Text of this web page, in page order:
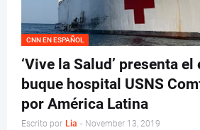
CNN EN ESPAÑOL
‘Vive la Salud’ presenta el
buque hospital USNS
por América Latina
Escrito por Lia - November 13, 2019